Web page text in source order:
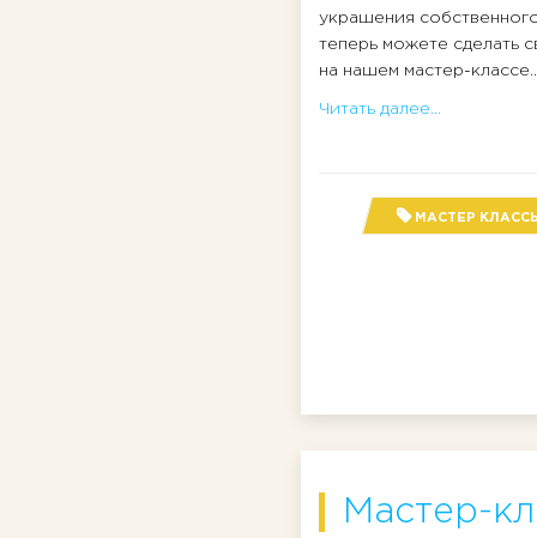
украшения
теперь можете сделать
на нашем мастер-классе..
Читать далее...
МАСТЕР
Мастер-